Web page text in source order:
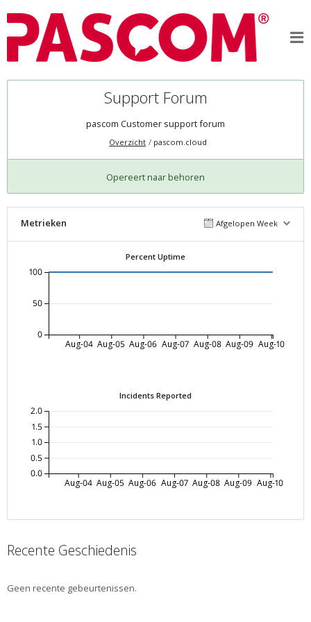
Support Forum
pascom Customer support forum
Overzicht pascom.cloud
Opereert naar behoren
Metrieken Afgelopen Week
Percent Uptime
Aug-04 Aug-05 Aug-06 Aug-07 Aug-08 Aug-09 Aug-10
0
50
100
Incidents Reported
Aug-04 Aug-05 Aug-06 Aug-07 Aug-08 Aug-09 Aug-10
0.0
0.5
1.0
1.5
2.0
Recente Geschiedenis
Geen recente gebeurtenissen.